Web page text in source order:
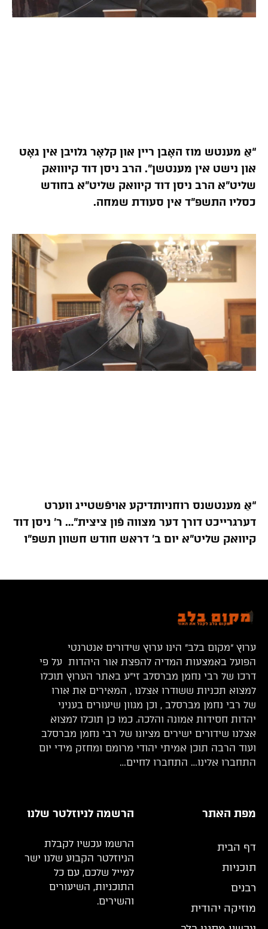
“אַ מענטש מוז האָבן ריין און קלאָר גלויבן אין גאָט
און נישט אין מענטשן”. הרב ניסן דוד קיווואק
שליט”א הרב ניסן דוד קיוואק שליט”א בחודש
כסליו התשפ”ד אין סעודת שמחה.
“אַ מענטשנס רוחניותדיקע אויפֿשטייג ווערט
דערגרייכט דורך דער מצווה פֿון ציצית”… ר’ ניסן דוד
קיוואק שליט”א יום ב’ דראש חודש חשוון תשפ”ו
ערוץ “מקום בלב” הינו ערוץ שידורים אנטרנטי
הפועל באמצעות המדיה להפצת אור היהדות על פי
דרכו של רבי נחמן מברסלב זי”ע באתר הערוץ תוכלו
למצוא תכניות ששודרו אצלנו , המאירים את אורו
של רבי נחמן מברסלב , וכן מגוון שיעורים בעניני
יהדות חסידות אמונה והלכה. כמו כן תוכלו למצוא
אצלנו שידורים ישירים מציונו של רבי נחמן מברסלב
ועוד הרבה תוכן אמיתי יהודי מרומם ומחזק מידי יום
התחברו אלינו… התחברו לחיים…
מפת האתר
דף הבית
תוכניות
רבנים
מוזיקה יהודית
הרשמה לניוזלטר שלנו
הרשמו עכשיו לקבלת
הניוזלטר הקבוע שלנו ישר
למייל שלכם, עם כל
התוכניות, השיעורים
והשירים.